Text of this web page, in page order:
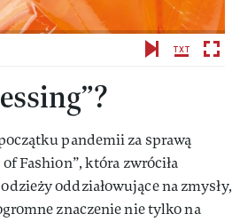
pandemii za sprawą
Fashion”, która zwróciła
oddziałowujące na zmysły,
znaczenie nie tylko na